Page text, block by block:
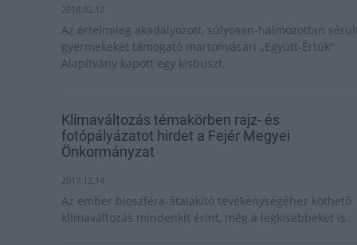
2018.02.12
Az értelmileg akadályozott, súlyosan-halmozottan
gyermekeket támogató martonvásári „Együtt-Értük”
Alapítvány kapott egy kisbuszt.
Klímaváltozás témakörben rajz- és
fotópályázatot hirdet a Fejér Megyei
Önkormányzat
2017.12.14
Az ember bioszféra-átalakító tevékenységéhez köthető
klímaváltozás mindenkit érint, még a legkisebbeket is.